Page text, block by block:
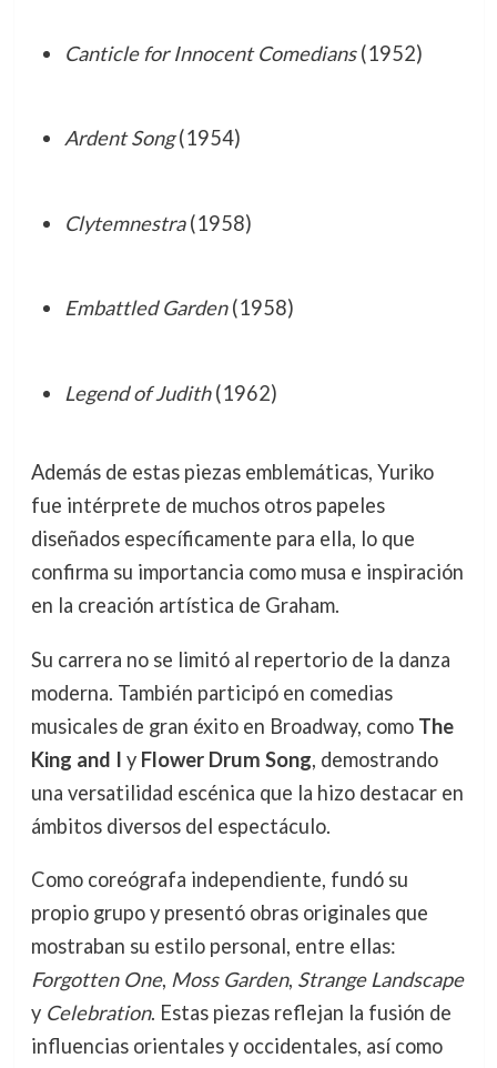
Canticle for Innocent Comedians(1952)
Ardent Song(1954)
Clytemnestra(1958)
Embattled Garden(1958)
Legend of Judith(1962)
Además de estas piezas emblemáticas, Yuriko
fue intérprete de muchos otros papeles
diseñados específicamente para ella, lo que
confirma su importancia como musa e inspiración
en la creación artística de Graham.
Su carrera no se limitó al repertorio de la danza
moderna. También participó en comedias
musicales de gran éxito en Broadway, como The
King and I y Flower Drum Song, demostrando
una versatilidad escénica que la hizo destacar en
ámbitos diversos del espectáculo.
Como coreógrafa independiente, fundó su
propio grupo y presentó obras originales que
mostraban su estilo personal, entre ellas:
Forgotten One, Moss Garden, Strange Landscape
y Celebration. Estas piezas reflejan la fusión de
influencias orientales y occidentales, así como